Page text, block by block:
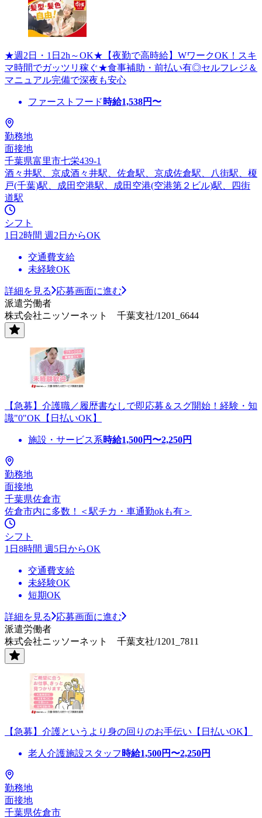
★週2日・1日2h～OK★【夜勤で高時給】WワークOK！スキ
マ時間でガッツリ稼ぐ★食事補助・前払い有◎セルフレジ＆
マニュアル完備で深夜も安心
ファーストフード 時給1,538円〜
勤務地
面接地
千葉県富里市七栄439-1
酒々井駅、京成酒々井駅、佐倉駅、京成佐倉駅、八街駅、榎
戸(千葉)駅、成田空港駅、成田空港(空港第２ビル)駅、四街
道駅
シフト
1日2時間 週2日からOK
交通費支給
未経験OK
詳細を見る
応募画面に進む
派遣労働者
株式会社ニッソーネット 千葉支社/1201_6644
【急募】介護職／履歴書なしで即応募＆スグ開始！経験・知
識"0"OK【日払いOK】
施設・サービス系時給1,500円〜2,250円
勤務地
面接地
千葉県佐倉市
佐倉市内に多数！＜駅チカ・車通勤okも有＞
シフト
1日8時間 週5日からOK
交通費支給
未経験OK
短期OK
詳細を見る
応募画面に進む
派遣労働者
株式会社ニッソーネット 千葉支社/1201_7811
【急募】介護というより身の回りのお手伝い【日払いOK】
老人介護施設スタッフ 時給1,500円〜2,250円
勤務地
面接地
千葉県佐倉市